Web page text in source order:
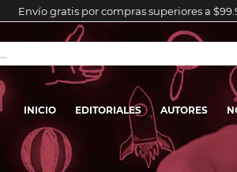
Envío gratis por compras superiores a
INICIO EDITORIALES AUTORES